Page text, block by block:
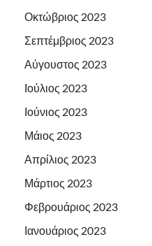
Οκτώβριος 2023
Σεπτέμβριος 2023
Αύγουστος 2023
Ιούλιος 2023
Ιούνιος 2023
Μάιος 2023
Απρίλιος 2023
Μάρτιος 2023
Φεβρουάριος 2023
Ιανουάριος 2023